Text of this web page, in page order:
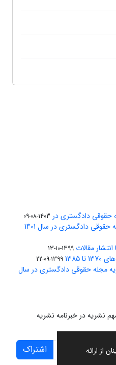
از ارائه
حقوقی دادگستری در 1403-08-09
دادگستری در سال 1401
مقالات 1399-10-13
1385
1399-09-22
مجله حقوقی دادگستری در سال
نشریه در خبرنامه نشریه
اشتراک